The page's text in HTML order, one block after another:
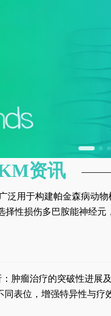
泛用于构建帕金森病动
元，从而可靠模拟帕金
性损伤多巴胺能神经
肿瘤治疗的突破性进展
表位，增强特异性与
资讯